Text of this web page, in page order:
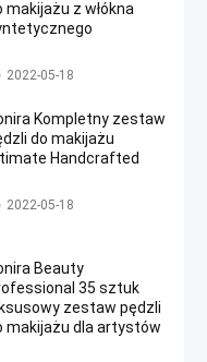
makijażu z włókna
pędzli do makijażu
2022-05-18
Kompletny zestaw
do makijażu
Handcrafted
pędzli do makijażu
2022-05-18
Beauty
35 sztuk
zestaw pędzli
makijażu dla artystów